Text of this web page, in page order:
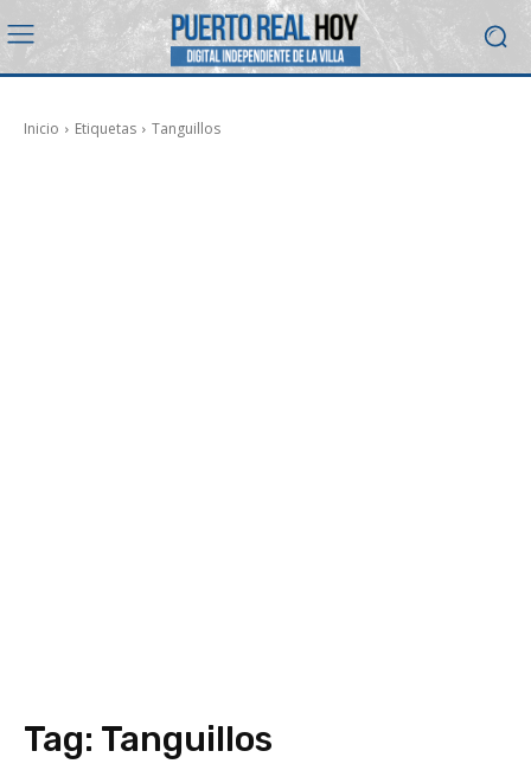
Inicio Etiquetas Tanguillos
Tag: Tanguillos